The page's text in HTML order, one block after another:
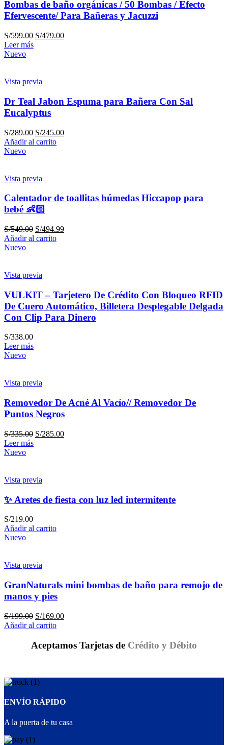
Bombas de baño orgánicas / 50 Bombas / Efecto
Efervescente/ Para Bañeras y Jacuzzi
S/599.00 S/479.00
Leer más
Nuevo
Vista previa
Dr Teal Jabon Espuma para Bañera Con Sal
Eucalyptus
S/289.00 S/245.00
Añadir al carrito
Nuevo
Vista previa
Calentador de toallitas húmedas Hiccapop para
bebé 👶🏻
S/549.00 S/494.99
Añadir al carrito
Nuevo
Vista previa
VULKIT – Tarjetero De Crédito Con Bloqueo RFID
De Cuero Automático, Billetera Desplegable Delgada
Con Clip Para Dinero
S/338.00
Leer más
Nuevo
Vista previa
Removedor De Acné Al Vacío// Removedor De
Puntos Negros
S/335.00 S/285.00
Leer más
Nuevo
Vista previa
✨ Aretes de fiesta con luz led intermitente
S/219.00
Añadir al carrito
Nuevo
Vista previa
GranNaturals mini bombas de baño para remojo de
manos y pies
S/199.00 S/169.00
Añadir al carrito
Aceptamos Tarjetas de Crédito y Débito
ENVÍO RÁPIDO
A la puerta de tu casa